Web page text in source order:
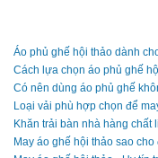
Áo phủ ghế hội thảo dành
Cách lựa chọn áo phủ ghế
Có nên dùng áo phủ ghế
Loại vải phù hợp chọn để
Khăn trải bàn nhà hàng chất
May áo ghế hội thảo sao cho